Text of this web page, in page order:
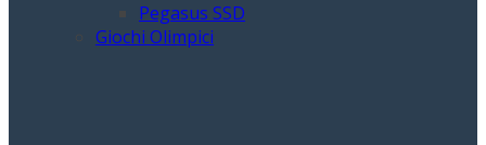
Pegasus SSD
Giochi Olimpici